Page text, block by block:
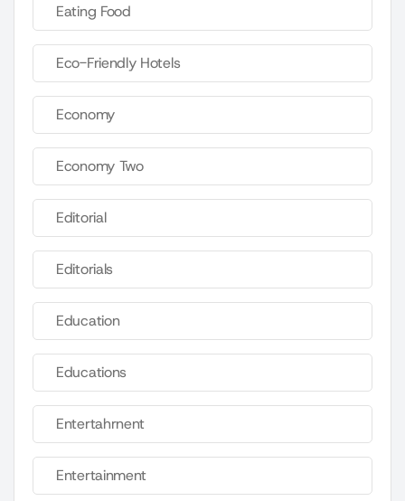
Eating Food
Eco-Friendly Hotels
Economy
Economy Two
Editorial
Editorials
Education
Educations
Entertahrnent
Entertainment